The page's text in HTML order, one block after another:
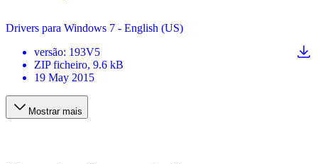
Drivers para Windows 7 - English (US)
versão: 193V5
ZIP ficheiro, 9.6 kB
19 May 2015
Mostrar mais